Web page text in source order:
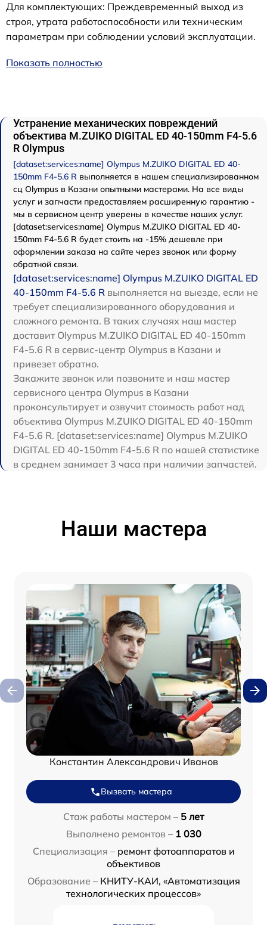
Для комплектующих: Преждевременный выход из
строя, утрата работоспособности или техническим
параметрам при соблюдении условий эксплуатации.
Показать полностью
Устранение механических повреждений
объектива M.ZUIKO DIGITAL ED 40-150mm F4-5.6
R Olympus
[dataset:services:name] Olympus M.ZUIKO DIGITAL ED 40-
150mm F4-5.6 R выполняется в нашем специализированном
сц Olympus в Казани опытными мастерами. На все виды
услуг и запчасти предоставляем расширенную гарантию -
мы в сервисном центр уверены в качестве наших услуг.
[dataset:services:name] Olympus M.ZUIKO DIGITAL ED 40-
150mm F4-5.6 R будет стоить на -15% дешевле при
оформлении заказа на сайте через звонок или форму
обратной связи.
[dataset:services:name] Olympus M.ZUIKO DIGITAL ED
40-150mm F4-5.6 R выполняется на выезде, если не
требует специализированного оборудования и
сложного ремонта. В таких случаях наш мастер
доставит Olympus M.ZUIKO DIGITAL ED 40-150mm
F4-5.6 R в сервис-центр Olympus в Казани и
привезет обратно.
Закажите звонок или позвоните и наш мастер
сервисного центра Olympus в Казани
проконсультирует и озвучит стоимость работ над
объектива Olympus M.ZUIKO DIGITAL ED 40-150mm
F4-5.6 R. [dataset:services:name] Olympus M.ZUIKO
DIGITAL ED 40-150mm F4-5.6 R по нашей статистике
в среднем занимает 3 часа при наличии запчастей.
Наши мастера
Константин Александрович Иванов
Вызвать мастера
Стаж работы мастером – 5 лет
Выполнено ремонтов – 1 030
Специализация – ремонт фотоаппаратов и
объективов
Образование – КНИТУ-КАИ, «Автоматизация
технологических процессов»